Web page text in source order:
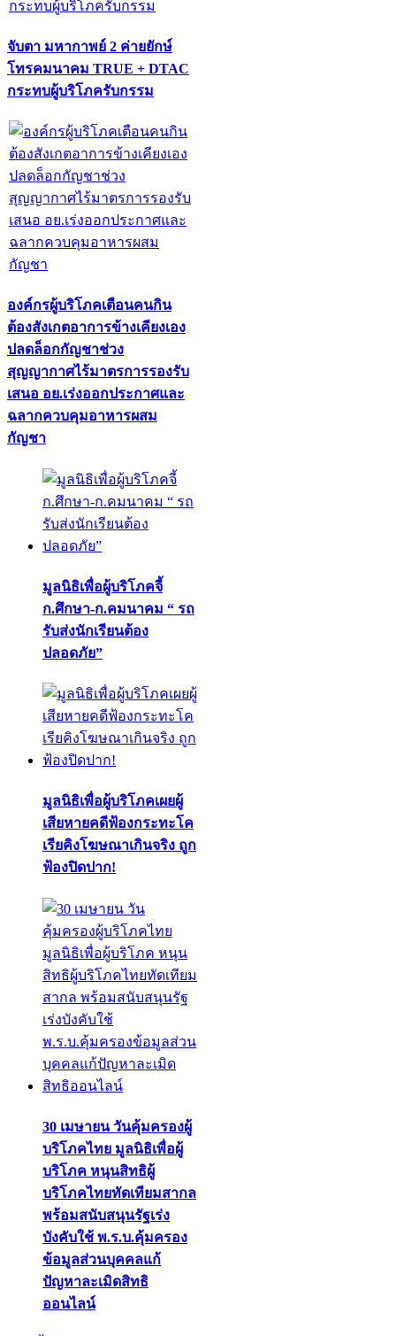
จับตา มหากาพย์ 2 ค่ายยักษ์
โทรคมนาคม TRUE + DTAC
กระทบผู้บริโภครับกรรม
องค์กรผู้บริโภคเตือนคนกิน
ต้องสังเกตอาการข้างเคียงเอง
ปลดล็อกกัญชาช่วง
สุญญากาศไร้มาตรการรองรับ
เสนอ อย.เร่งออกประกาศและ
ฉลากควบคุมอาหารผสม
กัญชา
มูลนิธิเพื่อผู้บริโภคจี้
ก.ศึกษา-ก.คมนาคม “ รถ
รับส่งนักเรียนต้อง
ปลอดภัย”
มูลนิธิเพื่อผู้บริโภคเผยผู้
เสียหายคดีฟ้องกระทะโค
เรียคิงโฆษณาเกินจริง ถูก
ฟ้องปิดปาก!
30 เมษายน วันคุ้มครองผู้
บริโภคไทย มูลนิธิเพื่อผู้
บริโภค หนุนสิทธิผู้
บริโภคไทยทัดเทียมสากล
พร้อมสนับสนุนรัฐเร่ง
บังคับใช้ พ.ร.บ.คุ้มครอง
ข้อมูลส่วนบุคคลแก้
ปัญหาละเมิดสิทธิ
ออนไลน์